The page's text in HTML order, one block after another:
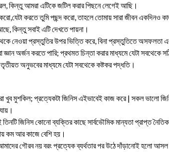
কিন্তু আমরা এটিকে জটিল করার পিছনে লেগেই আছি।
করতে তুমি পছন্দ করো, তাহলে তোমায় সারা জীবন একদিনও
কিন্তু সবাই এটি দেখতে পায়না।
নেওয়া প্রস্তুতির উপর ভিত্তি করে, বিনা প্রস্তুতিতে অসফলতা
জ্ঞান অর্জন করতে পারি; প্রথমত চিন্তা করার মাধ্যমে যেটা সবথেকে
অনুভবের মাধ্যমে যেটা সবথেকে কষ্টকর পদ্ধতি।
খুব মুশকিল; প্রত্যেকটা জিনিস এইভাবেই কাজ করে | সকল ভালো
জিনিস কোনো ব্যক্তির কাছে সার্বভৌমিক মান্যতা প্রাপ্ত
কম আর কাজে বেশি হয়।
গৌরব নয় বরং প্রত্যেক ব্যর্থতার পর উঠে দাঁড়ানোই হলো